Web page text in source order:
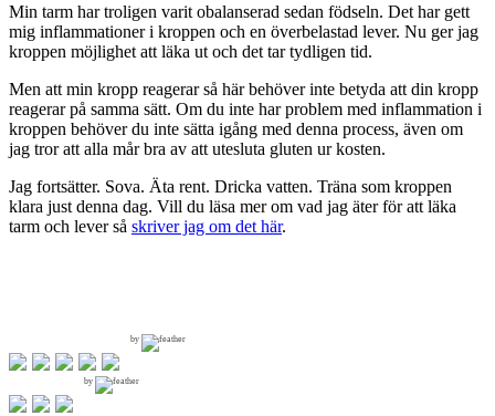
Min tarm har troligen varit obalanserad sedan födseln. Det har gett
mig inflammationer i kroppen och en överbelastad lever. Nu ger jag
kroppen möjlighet att läka ut och det tar tydligen tid.
Men att min kropp reagerar så här behöver inte betyda att din kropp
reagerar på samma sätt. Om du inte har problem med inflammation i
kroppen behöver du inte sätta igång med denna process, även om
jag tror att alla mår bra av att utesluta gluten ur kosten.
Jag fortsätter. Sova. Äta rent. Dricka vatten. Träna som kroppen
klara just denna dag. Vill du läsa mer om vad jag äter för att läka
tarm och lever så skriver jag om det här.
by
by